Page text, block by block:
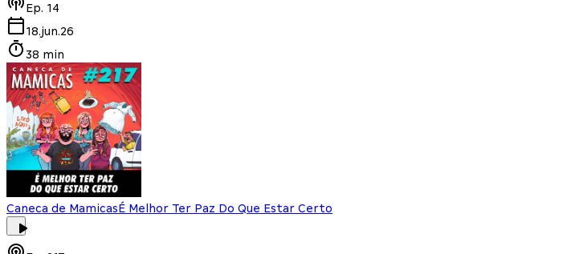
Ep. 14
18.jun.26
38 min
Caneca de MamicasÉ Melhor Ter Paz Do Que Estar Certo